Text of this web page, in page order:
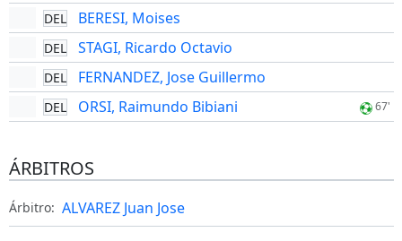
DEL BERESI, Moises
DEL STAGI, Ricardo Octavio
DEL FERNANDEZ, Jose Guillermo
DEL ORSI, Raimundo Bibiani 67'
ÁRBITROS
Árbitro: ALVAREZ Juan Jose